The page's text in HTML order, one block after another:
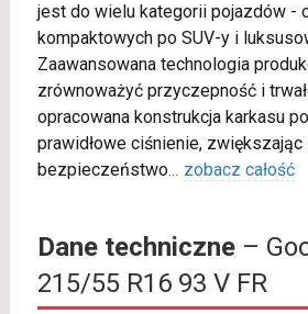
jest do wielu kategorii pojazdów -
kompaktowych po SUV-y i
Zaawansowana technologia
zrównoważyć przyczepność i
opracowana konstrukcja karkasu
prawidłowe ciśnienie, zwiększając
bezpieczeństwo... zobacz całość
Dane techniczne–
215/55 R16 93 V FR